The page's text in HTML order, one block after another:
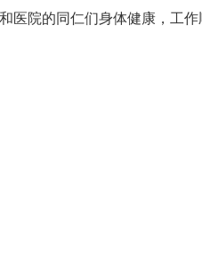
医院的同仁们身体健康，工